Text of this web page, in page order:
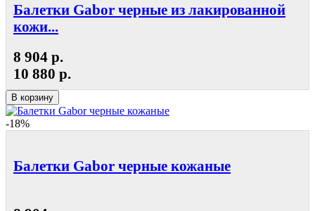
Балетки Gabor черные из лакированной
кожи...
8 904 р.
10 880 р.
В корзину
-18%
Балетки Gabor черные кожаные